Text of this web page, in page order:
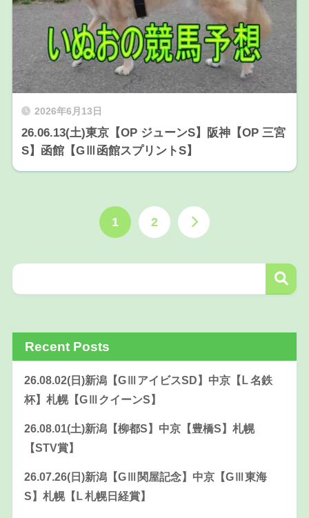
2026年6月13日
26.06.13(土)東京【OP ジューンS】阪神【OP 三宮
S】函館【GⅢ函館スプリントS】
1 2
Recent Posts
26.08.02(日)新潟【GⅢアイビスSD】中京【Ⅼ 名鉄
杯】札幌【GⅢクイーンS】
26.08.01(土)新潟【柳都S】中京【豊橋S】札幌
【STV賞】
26.07.26(日)新潟【GⅢ関屋記念】中京【GⅢ東海
S】札幌【Ⅼ 札幌日経賞】